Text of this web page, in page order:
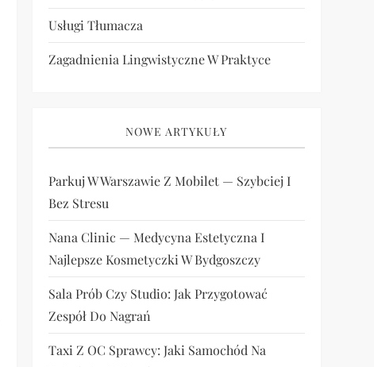
Usługi Tłumacza
Zagadnienia Lingwistyczne W Praktyce
NOWE ARTYKUŁY
Parkuj W Warszawie Z Mobilet — Szybciej I
Bez Stresu
Nana Clinic — Medycyna Estetyczna I
Najlepsze Kosmetyczki W Bydgoszczy
Sala Prób Czy Studio: Jak Przygotować
Zespół Do Nagrań
Taxi Z OC Sprawcy: Jaki Samochód Na